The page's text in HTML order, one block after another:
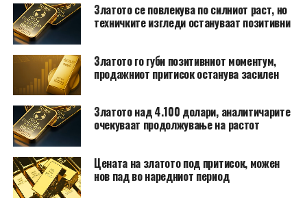
Златото се повлекува по силниот раст, но
техничките изгледи остануваат позитивни
Златото го губи позитивниот моментум,
продажниот притисок останува засилен
Златото над 4.100 долари, аналитичарите
очекуваат продолжување на растот
Цената на златото под притисок, можен
нов пад во наредниот период